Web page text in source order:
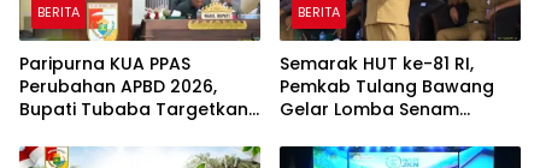
BERITA
Paripurna KUA PPAS
Perubahan APBD 2026,
Bupati Tubaba Targetkan
Rp820,3 Miliar
BERITA
Semarak HUT ke-81 RI,
Pemkab Tulang Bawang
Gelar Lomba Senam